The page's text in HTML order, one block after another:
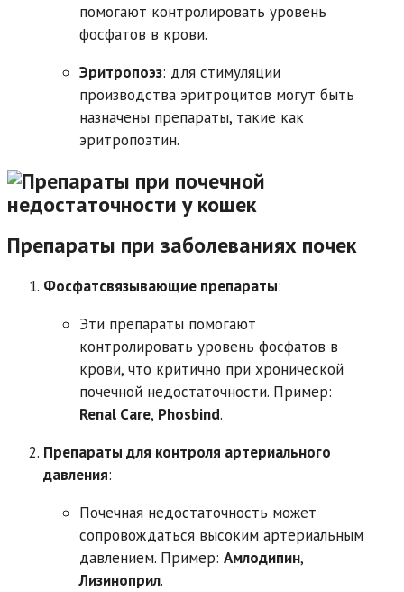
помогают контролировать уровень
фосфатов в крови.
Эритропоэз: для стимуляции
производства эритроцитов могут быть
назначены препараты, такие как
эритропоэтин.
Препараты при заболеваниях почек
Фосфатсвязывающие препараты:
Эти препараты помогают
контролировать уровень фосфатов в
крови, что критично при хронической
почечной недостаточности. Пример:
Renal Care, Phosbind.
Препараты для контроля артериального
давления:
Почечная недостаточность может
сопровождаться высоким артериальным
давлением. Пример: Амлодипин,
Лизиноприл.